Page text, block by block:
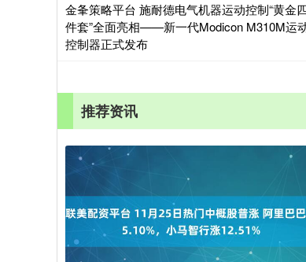
金夆策略平台 施耐德电气机器运动控制“黄金
件套”全面亮相——新一代Modicon M310M运
控制器正式发布
推荐资讯